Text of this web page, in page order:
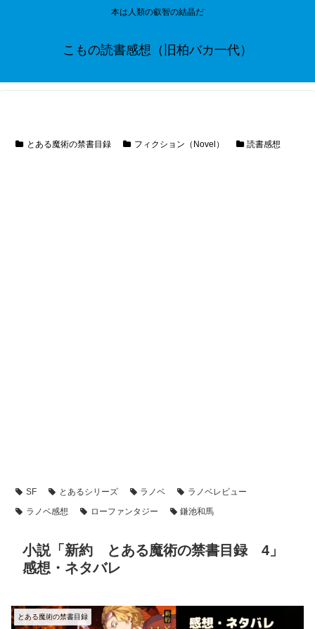
本は人類の叡智の結晶だ
こもの読書感想（旧柏バカ一代）
とある魔術の禁書目録 フィクション（Novel） 読書感想
SF とあるシリーズ ラノベ
ラノベレビュー
ラノベ感想
ローファンタジー 鎌池和馬
小説「新約 とある魔術の禁書目録 4」
感想・ネタバレ
とある魔術の禁書目録